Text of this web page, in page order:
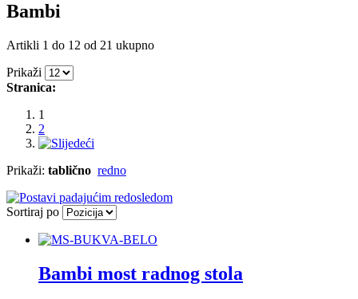
Bambi
Artikli 1 do 12 od 21 ukupno
Prikaži
Stranica:
1
2
Prikaži: tablično redno
Sortiraj po
Bambi most radnog stola